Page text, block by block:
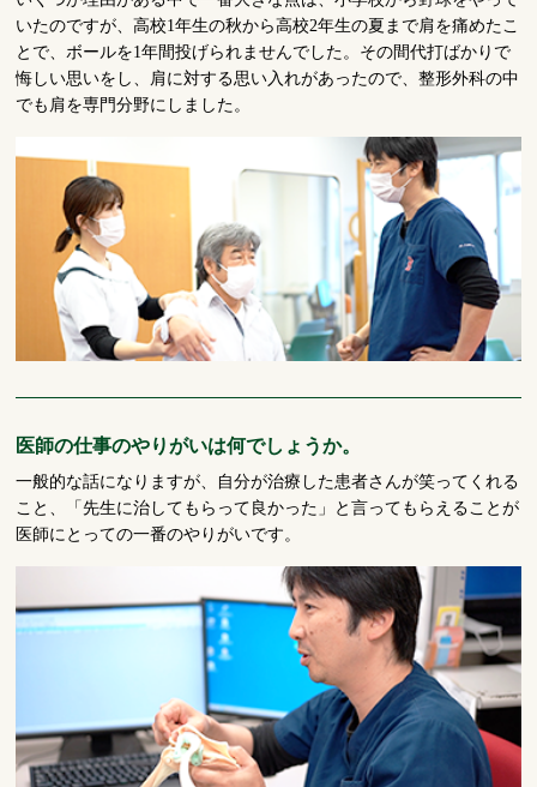
いたのですが、高校1年生の秋から高校2年生の夏まで肩を痛めたこ
とで、ボールを1年間投げられませんでした。その間代打ばかりで
悔しい思いをし、肩に対する思い入れがあったので、整形外科の中
でも肩を専門分野にしました。
医師の仕事のやりがいは何でしょうか。
一般的な話になりますが、自分が治療した患者さんが笑ってくれる
こと、「先生に治してもらって良かった」と言ってもらえることが
医師にとっての一番のやりがいです。